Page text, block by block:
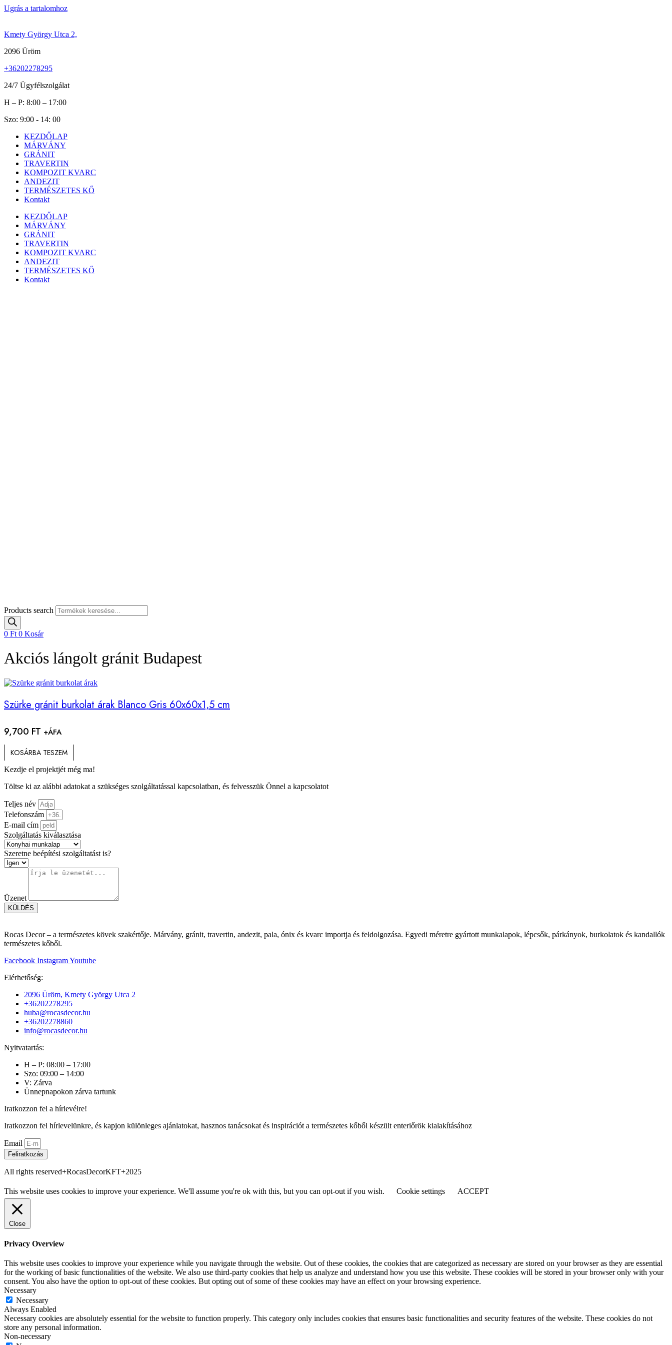
Ugrás a tartalomhoz
Kmety György Utca 2,
2096 Üröm
+36202278295
24/7 Ügyfélszolgálat
H – P: 8:00 – 17:00
Szo: 9:00 - 14: 00
KEZDŐLAP
MÁRVÁNY
GRÁNIT
TRAVERTIN
KOMPOZIT KVARC
ANDEZIT
TERMÉSZETES KŐ
Kontakt
KEZDŐLAP
MÁRVÁNY
GRÁNIT
TRAVERTIN
KOMPOZIT KVARC
ANDEZIT
TERMÉSZETES KŐ
Kontakt
Products search
0 Ft 0 Kosár
Akciós lángolt gránit Budapest
Szürke gránit burkolat árak Blanco Gris 60x60x1,5 cm
9,700 FT +ÁFA
KOSÁRBA TESZEM
Kezdje el projektjét még ma!
Töltse ki az alábbi adatokat a szükséges szolgáltatással kapcsolatban, és felvesszük Önnel a kapcsolatot
Teljes név
Telefonszám
E-mail cím
Szolgáltatás kiválasztása
Szeretne beépítési szolgáltatást is?
Üzenet
KÜLDÉS
Rocas Decor – a természetes kövek szakértője. Márvány, gránit, travertin, andezit, pala, ónix és kvarc importja és feldolgozása. Egyedi méretre gyártott munkalapok, lépcsők, párkányok, burkolatok és kandallók
természetes kőből.
Facebook InstagramYoutube
Elérhetőség:
2096 Üröm, Kmety György Utca 2
+36202278295
huba@rocasdecor.hu
+36202278860
info@rocasdecor.hu
Nyitvatartás:
H – P: 08:00 – 17:00
Szo: 09:00 – 14:00
V: Zárva
Ünnepnapokon zárva tartunk
Iratkozzon fel a hírlevélre!
Iratkozzon fel hírlevelünkre, és kapjon különleges ajánlatokat, hasznos tanácsokat és inspirációt a természetes kőből készült enteriőrök kialakításához
Email
Feliratkozás
All rights reserved+RocasDecorKFT+2025
This website uses cookies to improve your experience. We'll assume you're ok with this, but you can opt-out if you wish. Cookie settings ACCEPT
Close
Privacy Overview
This website uses cookies to improve your experience while you navigate through the website. Out of these cookies, the cookies that are categorized as necessary are stored on your browser as they are essential
for the working of basic functionalities of the website. We also use third-party cookies that help us analyze and understand how you use this website. These cookies will be stored in your browser only with your
consent. You also have the option to opt-out of these cookies. But opting out of some of these cookies may have an effect on your browsing experience.
Necessary
Necessary
Always Enabled
Necessary cookies are absolutely essential for the website to function properly. This category only includes cookies that ensures basic functionalities and security features of the website. These cookies do not
store any personal information.
Non-necessary